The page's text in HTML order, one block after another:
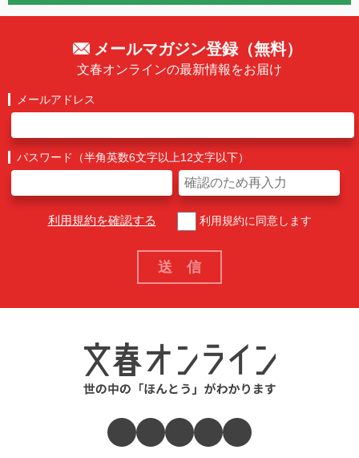
メールマガジン登録（無料）
文春オンラインの最新情報をお届け
メールアドレス
パスワード（半角英数6文字以上12文字以下）
利用規約を確認する 利用規約に同意します